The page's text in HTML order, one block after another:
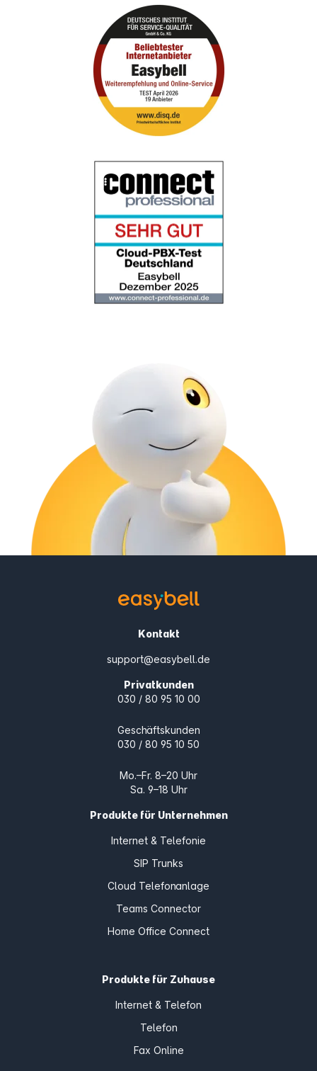
Kontakt
support@easybell.de
Privatkunden
030 / 80 95 10 00
Geschäftskunden
030 / 80 95 10 50
Mo.–Fr. 8–20 Uhr
Sa. 9–18 Uhr
Produkte für Unternehmen
Internet & Telefonie
SIP Trunks
Cloud Telefonanlage
Teams Connector
Home Office Connect
Produkte für Zuhause
Internet & Telefon
Telefon
Fax Online